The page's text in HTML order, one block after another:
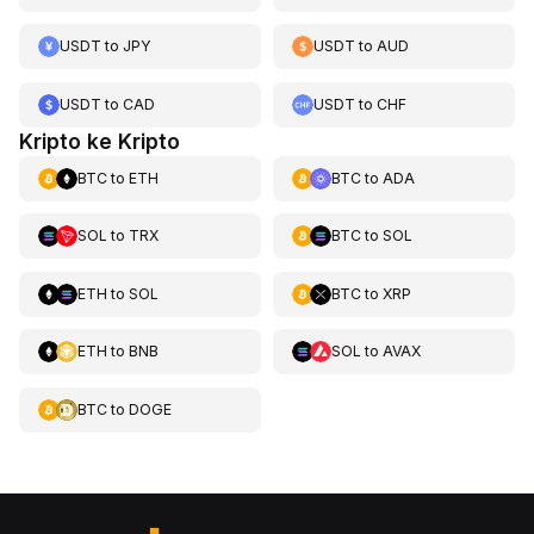
USDT to JPY USDT toAUD
USDT to CAD USDT toCHF
Kripto ke Kripto
BTCto ETH BTCto ADA
SOL to TRX BTCto SOL
ETH to SOL BTCto XRP
ETH to BNB SOL to AVAX
BTCto DOGE